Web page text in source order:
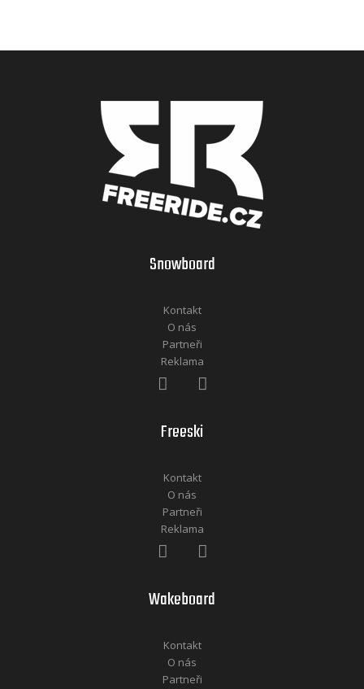
Snowboard
Kontakt
O nás
Partneři
Reklama
Freeski
Kontakt
O nás
Partneři
Reklama
Wakeboard
Kontakt
O nás
Partneři